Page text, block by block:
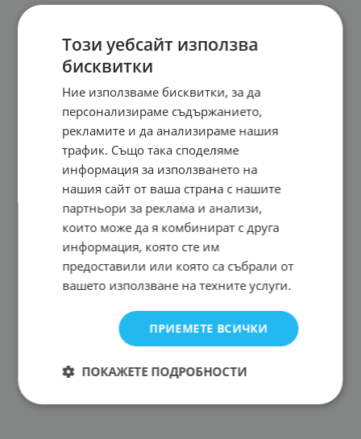
Този уебсайт използва
бисквитки
Ние използваме бисквитки, за да
персонализираме съдържанието,
рекламите и да анализираме нашия
трафик. Също така споделяме
информация за използването на
нашия сайт от ваша страна с нашите
партньори за реклама и анализи,
които може да я комбинират с друга
информация, която сте им
предоставили или която са събрали от
вашето използване на техните услуги.
ПРИЕМЕТЕ ВСИЧКИ
ПОКАЖЕТЕ ПОДРОБНОСТИ